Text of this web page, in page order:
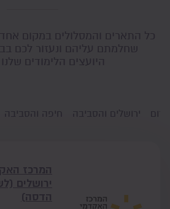
כל התארים והמסלולים במקום
שחלמתם עליהם ונעזור לכם
היועצים הלימודים
חיפה והסביבה ירושלים והסביבה
המרכז
ירושלים
הדסה)